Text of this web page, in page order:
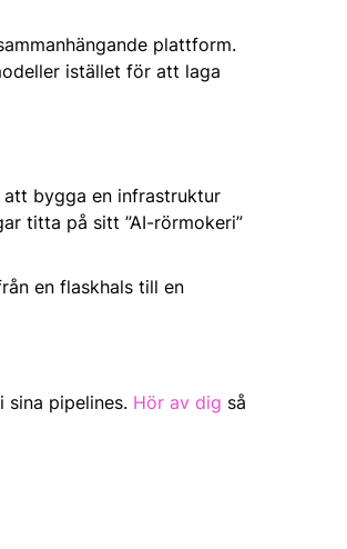
plattform.
istället för att laga
att bygga en infrastruktur
titta på sitt ”AI-rörmokeri”
en flaskhals till en
sina pipelines. Hör av dig så